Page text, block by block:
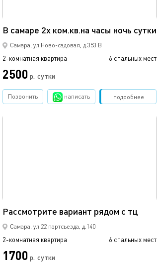
В самаре 2х ком.кв.на часы ночь сутки
Самара, ул.Ново-садовая, д.353 В
2-комнатная квартира 6 спальных мест
2500 р. сутки
подробнее
Позвонить написать Забронировать
Рассмотрите вариант рядом с тц
Самара, ул.22 партсъезда, д.140
2-комнатная квартира 6 спальных мест
1700 р. сутки